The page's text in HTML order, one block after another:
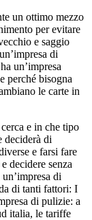
un ottimo mezzo
per evitare
e saggio
di
un’impresa
perché bisogna
le carte in
e in che tipo
deciderà di
e farsi fare
decidere senza
di
di tanti fattori: I
di pulizie: a
italia, le tariffe